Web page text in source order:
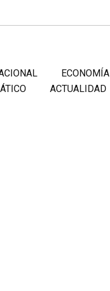
ECONOMÍA
ACTUALIDAD